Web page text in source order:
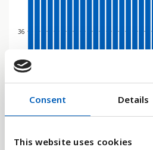
Consent Details
This website uses cookies
18
36
1950 1960 1970 1980 1990 2000 2010 2020 2026 2028